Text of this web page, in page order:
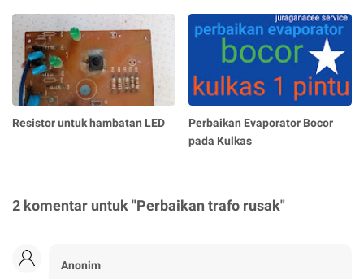
Resistor untuk hambatan LED
Perbaikan Evaporator Bocor
pada Kulkas
2 komentar untuk "Perbaikan trafo rusak"
Anonim